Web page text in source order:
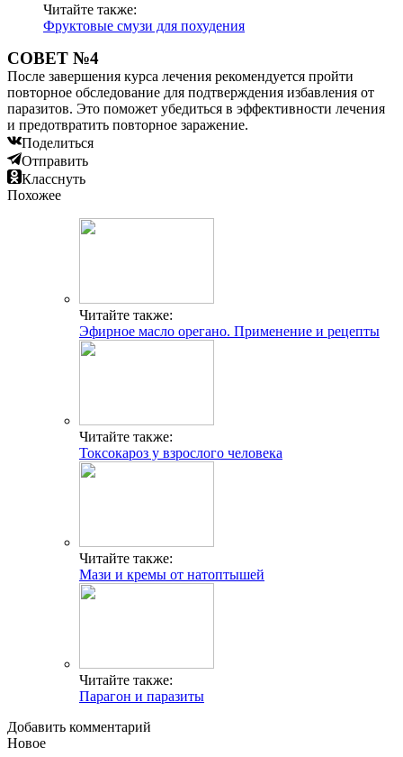
Читайте также:
Фруктовые смузи для похудения
СОВЕТ №4
После завершения курса лечения рекомендуется пройти
повторное обследование для подтверждения избавления от
паразитов. Это поможет убедиться в эффективности лечения
и предотвратить повторное заражение.
Поделиться
Отправить
Класснуть
Похожее
Читайте также:
Эфирное масло орегано. Применение и рецепты
Читайте также:
Токсокароз у взрослого человека
Читайте также:
Мази и кремы от натоптышей
Читайте также:
Парагон и паразиты
Добавить комментарий
Новое